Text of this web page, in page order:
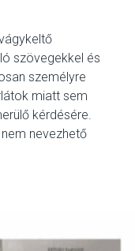
szövegekkel és
személyre
miatt sem
kérdésére.
nevezhető